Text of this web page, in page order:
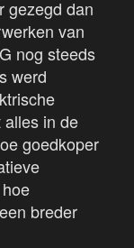
gezegd dan
van
nog steeds
werd
alles in de
goedkoper
breder